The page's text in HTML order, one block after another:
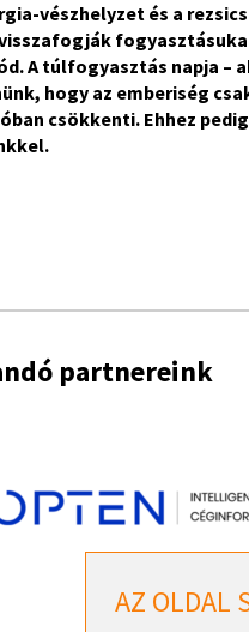
AZ OLDAL
vészhelyzet és a
A túlfogyasztás napja –
hogy az emberiség
csökkenti. Ehhez
partnereink